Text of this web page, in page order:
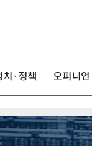
치·정책 오피니언